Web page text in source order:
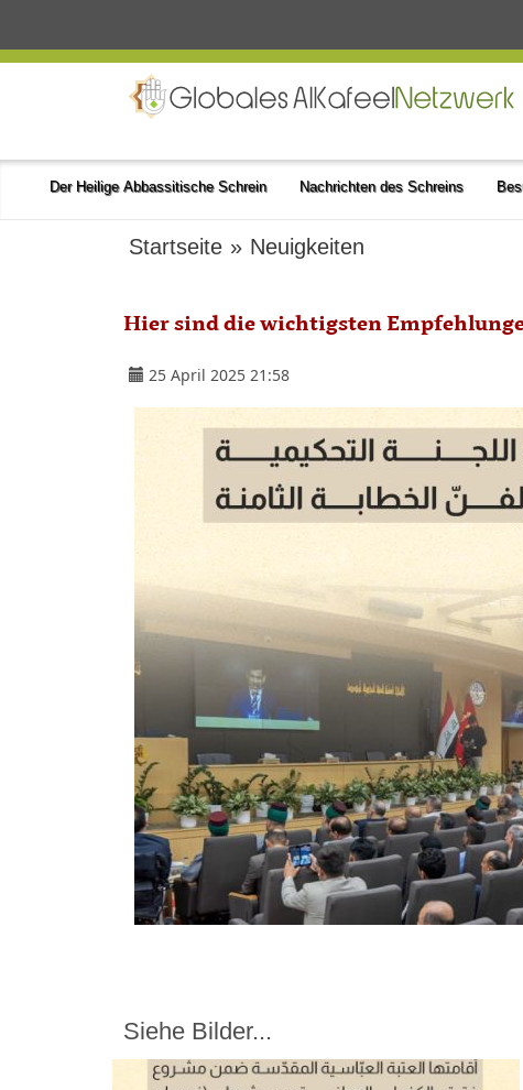
Der Heilige Abbassitische Schrein Nachrichten des Schreins
Startseite » Neuigkeiten
Hier sind die wichtigsten
25 April 2025 21:58
Siehe Bilder...